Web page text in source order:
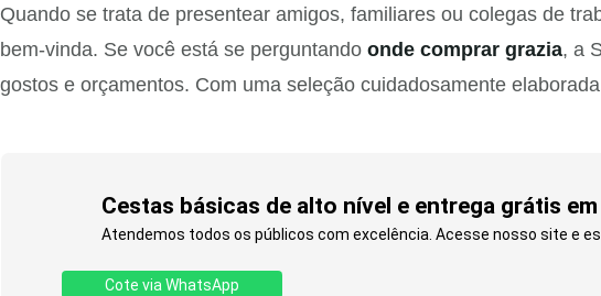
Quando se trata de presentear amigos, familiares ou colegas de
bem-vinda. Se você está se perguntando onde comprar grazia, a
gostos e orçamentos. Com uma seleção cuidadosamente
Cestas básicas de alto nível e entrega grátis
Atendemos todos os públicos com excelência. Acesse nosso site e
Cote via WhatsApp